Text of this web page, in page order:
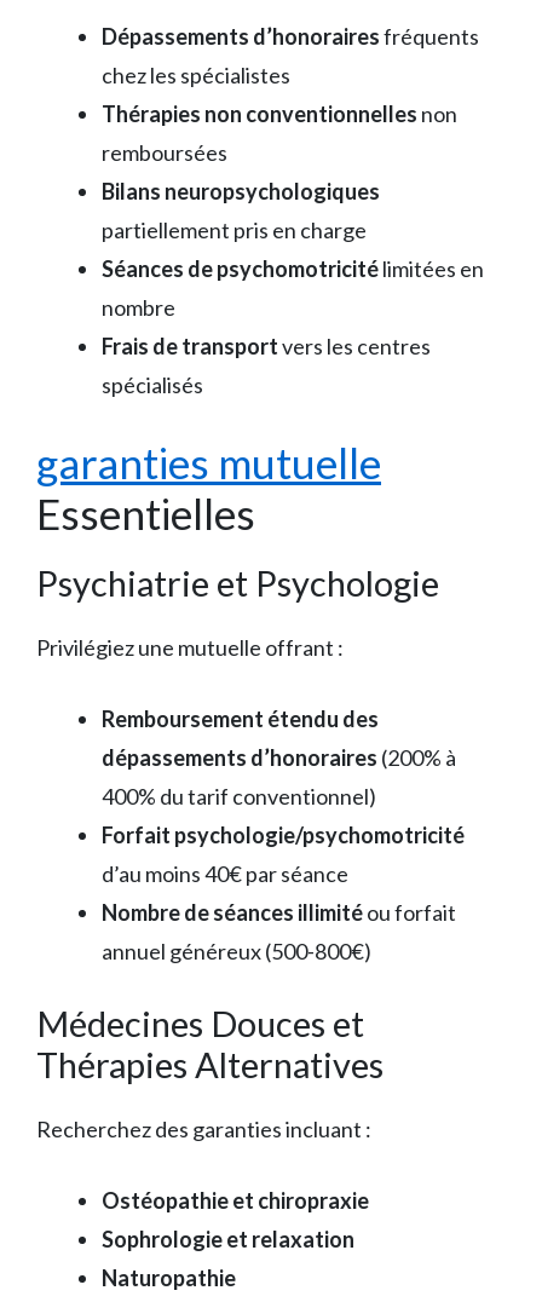
Dépassements d’honorairesfréquents
chez les spécialistes
Thérapies non conventionnelles non
remboursées
Bilans neuropsychologiques
partiellement pris en charge
Séances de psychomotricitélimitées en
nombre
Frais de transportvers les centres
spécialisés
garanties mutuelle
Essentielles
Psychiatrie et Psychologie
Privilégiez une mutuelle offrant :
Remboursement étendu des
dépassements d’honoraires (200% à
400% du tarif conventionnel)
Forfait psychologie/psychomotricité
d’au moins 40€ par séance
Nombre de séances illimitéou forfait
annuel généreux (500-800€)
Médecines Douces et
Thérapies Alternatives
Recherchez des garanties incluant :
Ostéopathie et chiropraxie
Sophrologie et relaxation
Naturopathie